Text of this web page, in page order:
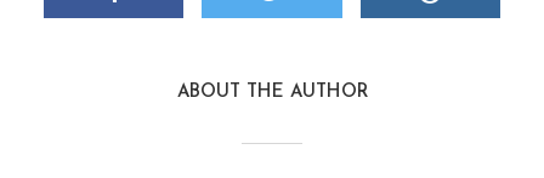
ABOUT THE AUTHOR